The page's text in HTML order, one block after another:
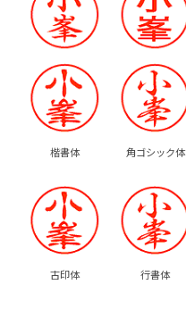
楷書体 角ゴシック体
古印体 行書体